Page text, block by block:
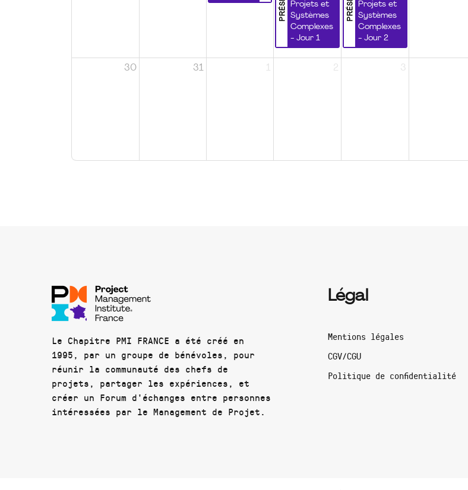
Projets et
Systèmes
Complexes
- Jour 1
Projets et
Systèmes
Complexes
- Jour 2
30 31 1 2 3
Le Chapitre PMI FRANCE a été créé en
1995, par un groupe de bénévoles, pour
réunir la communauté des chefs de
projets, partager les expériences, et
créer un Forum d'échanges entre personnes
intéressées par le Management de Projet.
Légal
Mentions légales
CGV/CGU
Politique de confidentialité